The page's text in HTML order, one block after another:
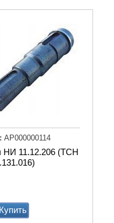
НИ 11.12.206 (ТСН
Купить
АР000000114